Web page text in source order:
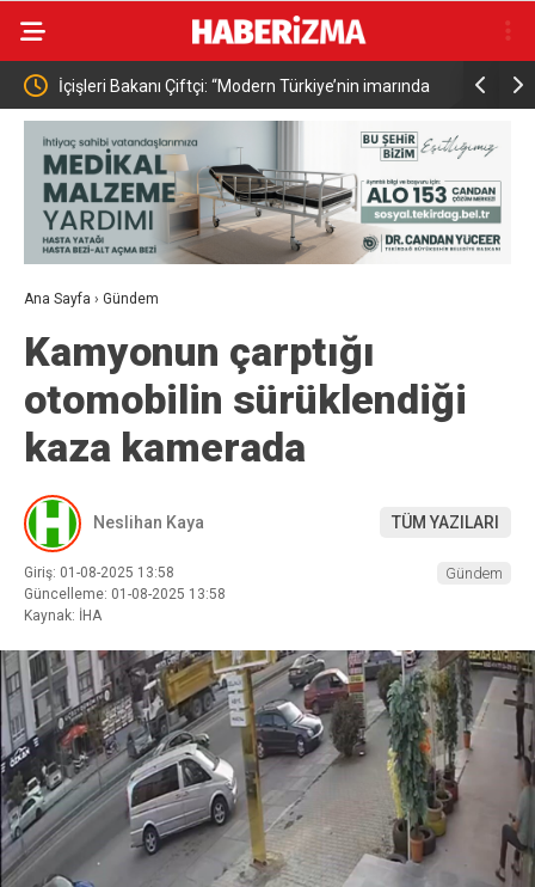
Türkiye’nin imarında
gayretleri var”
Pakistan Başbakanı Şerif, Suudi
Prensi Selman ile görüştü
Ana Sayfa › Gündem
Kamyonun çarptığı
otomobilin sürüklendiği
kaza kamerada
Neslihan Kaya TÜM YAZILARI
Giriş: 01-08-2025 13:58
Güncelleme: 01-08-2025 13:58
Kaynak: İHA
Gündem